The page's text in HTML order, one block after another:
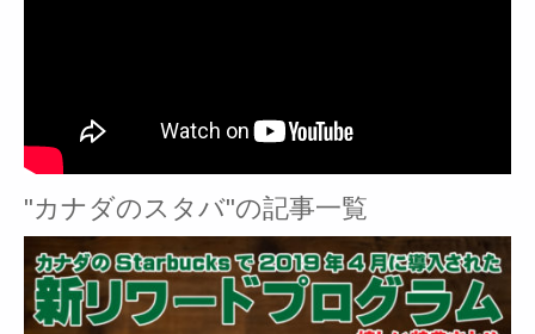
"カナダのスタバ"の記事一覧